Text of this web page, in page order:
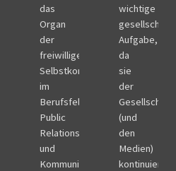
das
Organ
der
freiwilligen
Selbstkontrolle
im
Berufsfeld
Public
Relations
und
Kommunikation.
wichtige
Aufgabe,
da
sie
der
Gesellschaft
(und
den
Medien)
kontinuierlich